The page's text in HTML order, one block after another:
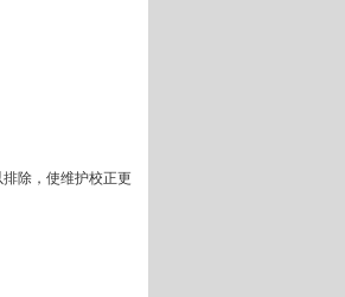
除，使维护校正更